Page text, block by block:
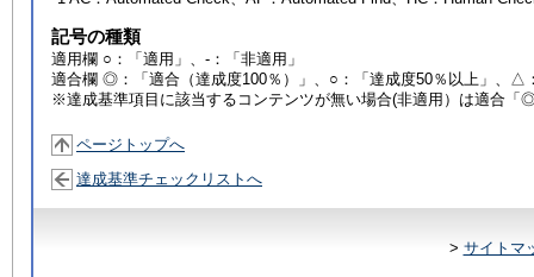
記号の種類
適用欄 ○：「適用」、-：「非適用」
適合欄 ◎：「適合（達成度100％）」、○：「達成度50％以上」、△
※達成基準項目に該当するコンテンツが無い場合(非適用）は適合「
ページトップへ
達成基準チェックリストへ
> サイトマ